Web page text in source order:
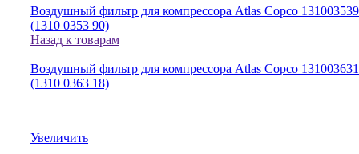
Воздушный фильтр для компрессора Atlas Copco
(1310 0353 90)
Назад к товарам
Воздушный фильтр для компрессора Atlas Copco
(1310 0363 18)
Увеличить